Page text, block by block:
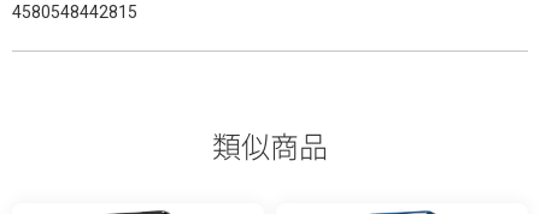
4580548442815
類似商品